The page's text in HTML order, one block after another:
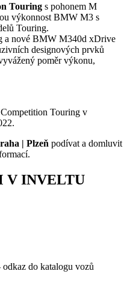
Touring s pohonem M
výkonnost BMW M3 s
Touring.
nové BMW M340d xDrive
designových prvků
poměr výkonu,
Touring v
| Plzeň podívat a domluvit
V INVELTU